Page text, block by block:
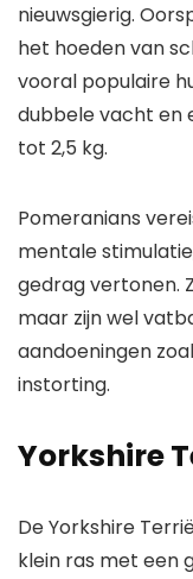
nieuwsgierig.
het hoeden van
vooral populaire
dubbele vacht en
tot 2,5 kg.
Pomeranians
mentale
gedrag vertonen.
maar zijn wel
aandoeningen
instorting.
Yorkshire
De Yorkshire
klein ras met een